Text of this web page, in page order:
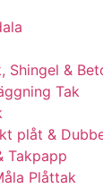
Shingel &
Tak
plåt &
Takpapp
Plåttak